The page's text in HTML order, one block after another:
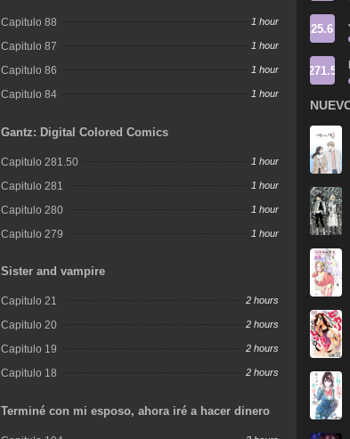
Capitulo 88 1 hour
Capitulo 87 1 hour
Capitulo 86 1 hour
Capitulo 84 1 hour
Gantz: Digital Colored Comics
Capitulo 281.50 1 hour
Capitulo 281 1 hour
Capitulo 280 1 hour
Capitulo 279 1 hour
Sister and vampire
Capitulo 21 2 hours
Capitulo 20 2 hours
Capitulo 19 2 hours
Capitulo 18 2 hours
Terminé con mi esposo, ahora iré a hacer dinero
25.6
271.5